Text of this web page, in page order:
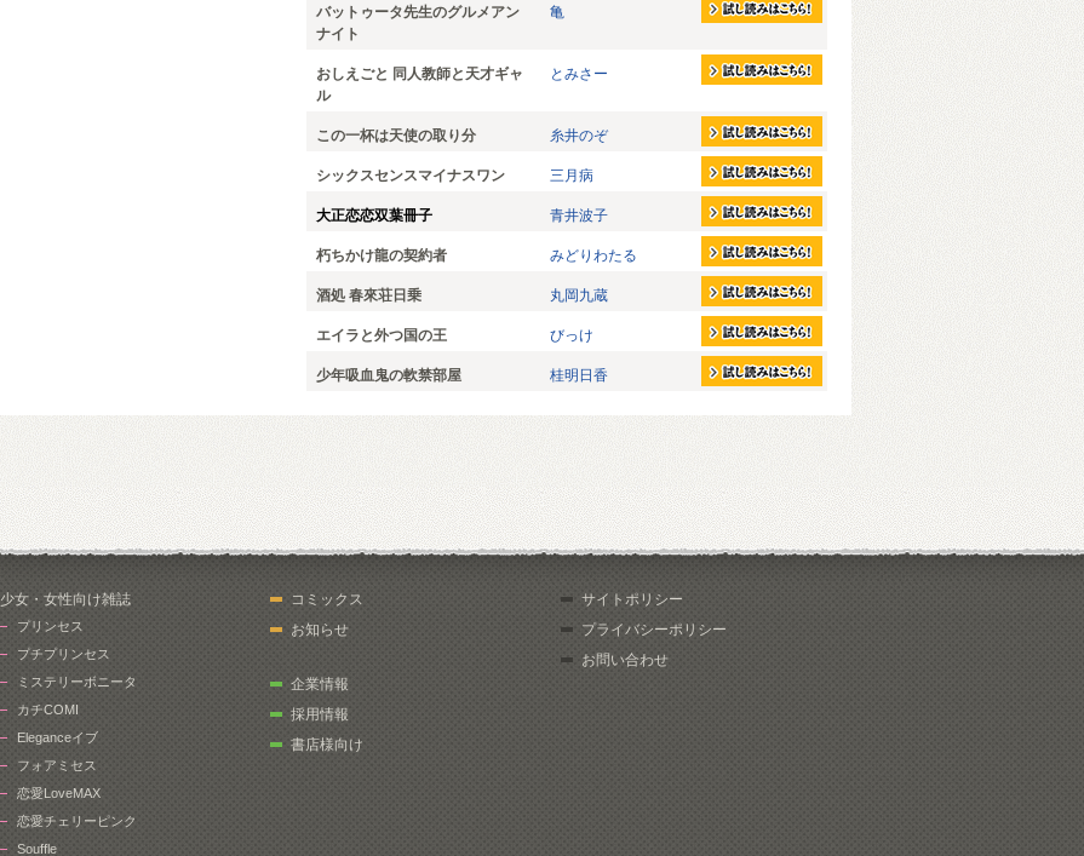
バットゥータ先生のグルメアン
ナイト
亀
おしえごと 同人教師と天才ギャ
ル
とみさー
この一杯は天使の取り分 糸井のぞ
シックスセンスマイナスワン 三月病
大正恋恋双葉冊子 青井波子
朽ちかけ龍の契約者 みどりわたる
酒処 春來荘日乗 丸岡九蔵
エイラと外つ国の王 びっけ
少年吸血鬼の軟禁部屋 桂明日香
少女・女性向け雑誌
プリンセス
プチプリンセス
ミステリーボニータ
カチCOMI
Eleganceイブ
フォアミセス
恋愛LoveMAX
恋愛チェリーピンク
Souffle
コミックス
お知らせ
企業情報
採用情報
書店様向け
サイトポリシー
プライバシーポリシー
お問い合わせ